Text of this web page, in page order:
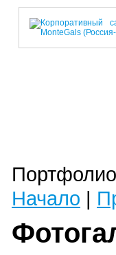
Начало |